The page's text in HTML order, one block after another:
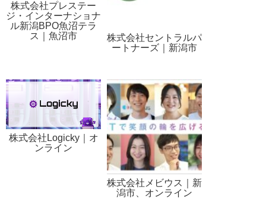
株式会社プレステー
ジ・インターナショナ
ル新潟BPO魚沼テラ
ス｜魚沼市
株式会社セントラルパ
ートナーズ｜新潟市
株式会社Logicky｜オ
ンライン
株式会社メビウス｜新
潟市、オンライン